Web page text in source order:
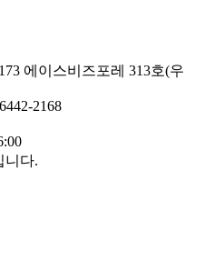
에이스비즈포레 313호(우
2168
니다.